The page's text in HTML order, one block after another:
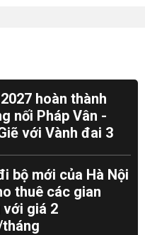
hoàn thành
nối Pháp Vân -
với Vành đai 3
bộ mới của Hà Nội
thuê các gian
với giá 2